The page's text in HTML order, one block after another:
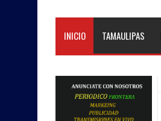
INICIO TAMAULIPAS